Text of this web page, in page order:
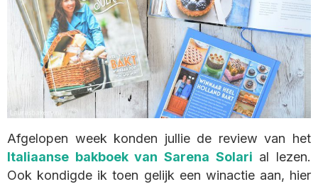
Afgelopen week konden jullie de review van het
Italiaanse bakboek van Sarena Solari al lezen.
Ook kondigde ik toen gelijk een winactie aan, hier